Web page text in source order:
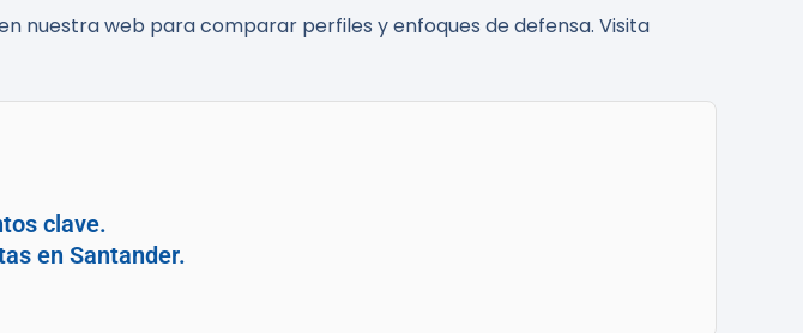
nuestra web para comparar perfiles y enfoques de defensa. Visita
clave.
en Santander.